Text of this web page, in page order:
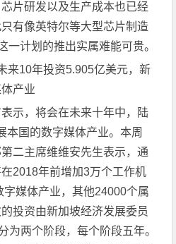
片研发以及生产成本也已经
有像英特尔等大型芯片制造
一计划的推出实属难能可贵。
10年投资5.905亿美元，新
产业
，将会在未来十年中，陆
本国的数字媒体产业。本周
二主席维维安先生表示，通
2018年前增加3万个工作机
媒体产业，其他24000个属
投资由新加坡经济发展委员
为两个阶段，每个阶段五年。